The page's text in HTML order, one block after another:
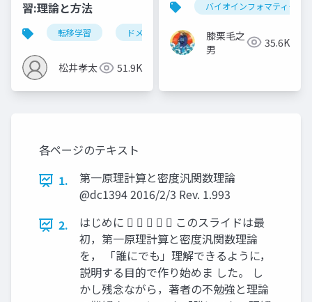
習:理論と方法
転移学習 ドメイン適応 不変性
松井孝太 51.9K
バイオインフォマティクス
膝栗毛之
男
35.6K
各ページのテキスト
1.
第一原理計算と密度汎関数理論
@dc1394 2016/2/3 Rev. 1.993
2.
はじめに      このスライドは最
初，第一原理計算と密度汎関数理論
を， 「誰にでも」理解できるように，
説明する目的で作り始めま した。 し
かし残念ながら，著者の不勉強と理論